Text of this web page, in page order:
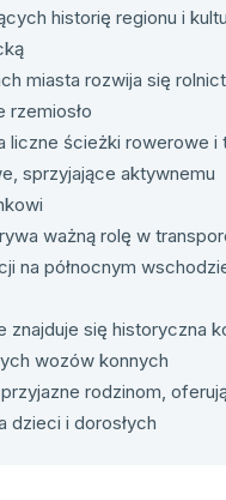
historię regionu i
miasta rozwija się
rzemiosło
liczne ścieżki rowerowe i
sprzyjające aktywnemu
ważną rolę w
na północnym
znajduje się historyczna
wozów konnych
rodzinom,
dzieci i dorosłych